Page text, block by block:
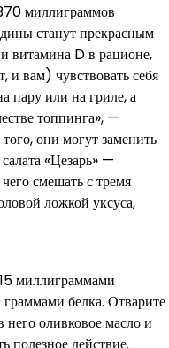
миллиграммов
станут прекрасным
витамина D в рационе,
и вам) чувствовать себя
пару или на гриле, а
топпинга», —
они могут заменить
«Цезарь» —
смешать с тремя
ложкой уксуса,
миллиграммами
белка. Отварите
него оливковое масло и
полезное действие.